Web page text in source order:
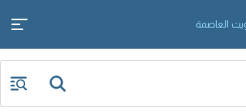
العاصمة